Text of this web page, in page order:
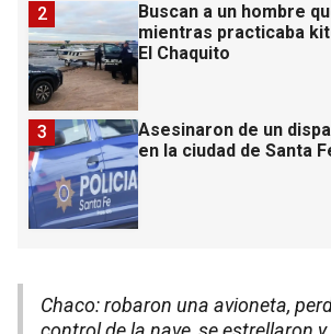
Buscan a un hombre
mientras practicaba
El Chaquito
2
Asesinaron de un
en la ciudad de Santa
3
Chaco: robaron una avioneta,